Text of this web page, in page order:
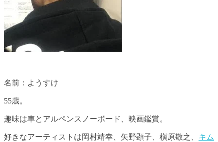
名前：ようすけ
55歳。
趣味は車とアルペンスノーボード、映画鑑賞。
好きなアーティストは岡村靖幸、矢野顕子、槇原敬之、 キム